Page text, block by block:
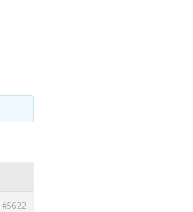
#5622